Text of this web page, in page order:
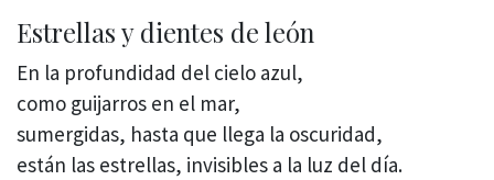
Estrellas y dientes de león
En la profundidad del cielo azul,
como guijarros en el mar,
sumergidas, hasta que llega la oscuridad,
están las estrellas, invisibles a la luz del día.